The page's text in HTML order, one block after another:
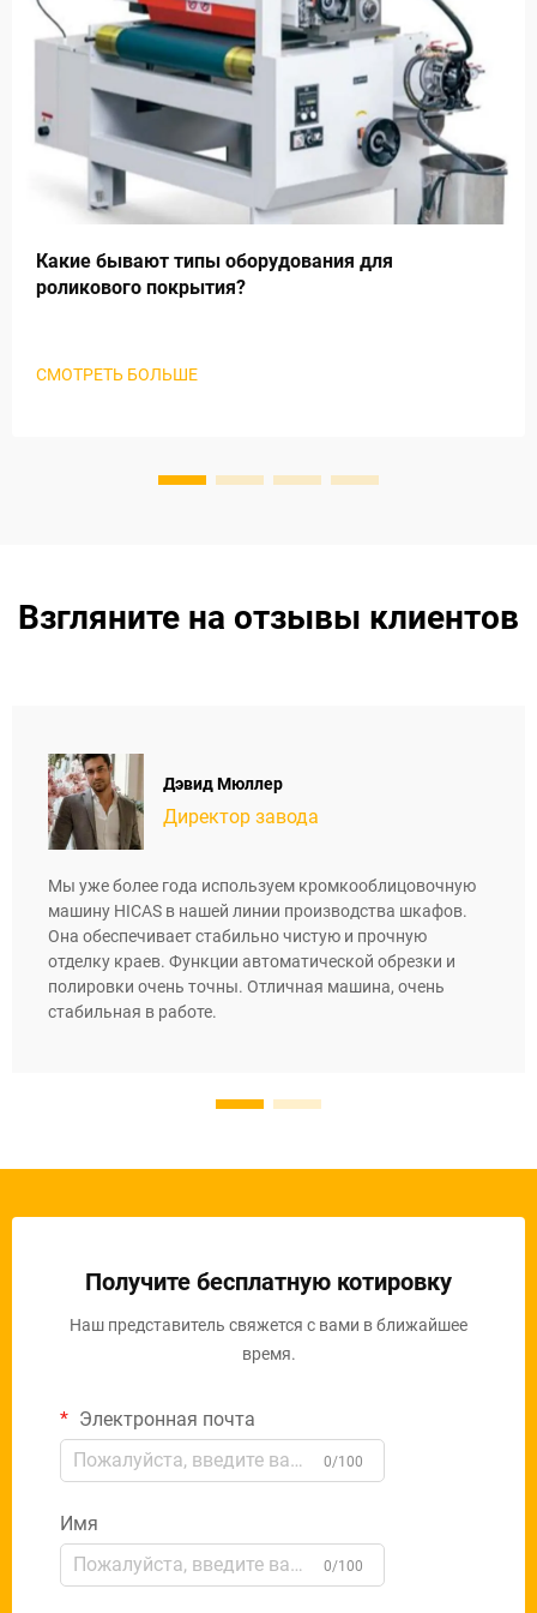
Какие бывают типы оборудования для
роликового покрытия?
СМОТРЕТЬ БОЛЬШЕ
Взгляните на отзывы клиентов
Дэвид Мюллер
Директор завода
Мы уже более года используем кромкооблицовочную
машину HICAS в нашей линии производства шкафов.
Она обеспечивает стабильно чистую и прочную
отделку краев. Функции автоматической обрезки и
полировки очень точны. Отличная машина, очень
стабильная в работе.
Получите бесплатную котировку
Наш представитель свяжется с вами в ближайшее
время.
Электронная почта
0/100
Имя
0/100